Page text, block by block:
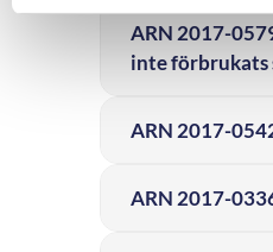
ARN 2017-
inte förbrukats
ARN 2017-
ARN 2017-